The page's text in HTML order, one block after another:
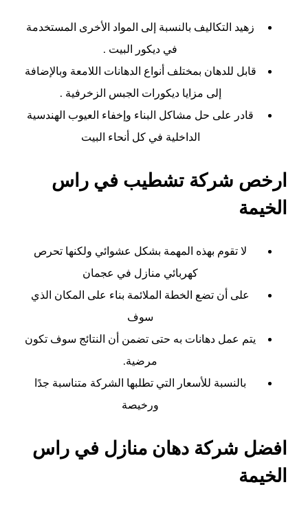
زهيد التكاليف بالنسبة إلى المواد الأخرى المستخدمة
في ديكور البيت .
قابل للدهان بمختلف أنواع الدهانات اللامعة وبالإضافة
إلى مزايا ديكورات الجبس الزخرفية .
قادر على حل مشاكل البناء وإخفاء العيوب الهندسية
الداخلية في كل أنحاء البيت
ارخص شركة تشطيب في راس
الخيمة
لا تقوم بهذه المهمة بشكل عشوائي ولكنها تحرص
كهربائي منازل في عجمان
على أن تضع الخطة الملائمة بناء على المكان الذي
سوف
يتم عمل دهانات به حتى تضمن أن النتائج سوف تكون
مرضية.
بالنسبة للأسعار التي تطلبها الشركة متناسبة جدًا
ورخيصة
افضل شركة دهان منازل في راس
الخيمة